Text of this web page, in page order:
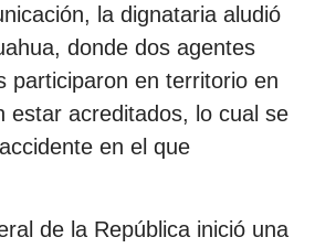
la dignataria aludió
donde dos agentes
participaron en territorio en
estar acreditados, lo cual se
en el que
de la República inició una